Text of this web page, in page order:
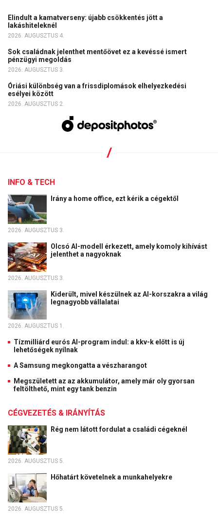
Elindult a kamatverseny: újabb csökkentés jött a
lakáshiteleknél
2026. AUGUSZTUS 4.
Sok családnak jelenthet mentőövet ez a kevéssé ismert
pénzügyi megoldás
2026. AUGUSZTUS 3.
Óriási különbség van a frissdiplomások elhelyezkedési
esélyei között
2026. AUGUSZTUS 2.
INFO & TECH
Irány a home office, ezt kérik a cégektől
2026. AUGUSZTUS 3.
Olcsó AI-modell érkezett, amely komoly kihívást
jelenthet a nagyoknak
2026. AUGUSZTUS 3.
Kiderült, mivel készülnek az AI-korszakra a világ
legnagyobb vállalatai
2026. AUGUSZTUS 1.
Tízmilliárd eurós AI-program indul: a kkv-k előtt is új
lehetőségek nyílnak
A Samsung megkongatta a vészharangot
Megszületett az az akkumulátor, amely már oly gyorsan
feltölthető, mint egy tank benzin
CÉGVEZETÉS & IRÁNYÍTÁS
Rég nem látott fordulat a családi cégeknél
2026. AUGUSZTUS 5.
Hőhatárt követelnek a munkahelyekre
2026. AUGUSZTUS 5.